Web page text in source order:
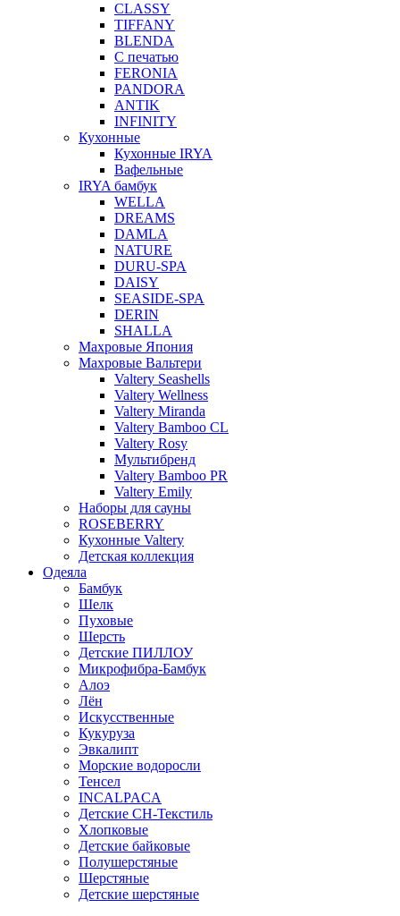
CLASSY
TIFFANY
BLENDA
С печатью
FERONIA
PANDORA
ANTIK
INFINITY
Кухонные
Кухонные IRYA
Вафельные
IRYA бамбук
WELLA
DREAMS
DAMLA
NATURE
DURU-SPA
DAISY
SEASIDE-SPA
DERIN
SHALLA
Махровые Япония
Махровые Вальтери
Valtery Seashells
Valtery Wellness
Valtery Miranda
Valtery Bamboo CL
Valtery Rosy
Мультибренд
Valtery Bamboo PR
Valtery Emily
Наборы для сауны
ROSEBERRY
Кухонные Valtery
Детская коллекция
Одеяла
Бамбук
Шелк
Пуховые
Шерсть
Детские ПИЛЛОУ
Микрофибра-Бамбук
Алоэ
Лён
Искусственные
Кукуруза
Эвкалипт
Морские водоросли
Тенсел
INCALPACA
Детские СН-Текстиль
Хлопковые
Детские байковые
Полушерстяные
Шерстяные
Детские шерстяные